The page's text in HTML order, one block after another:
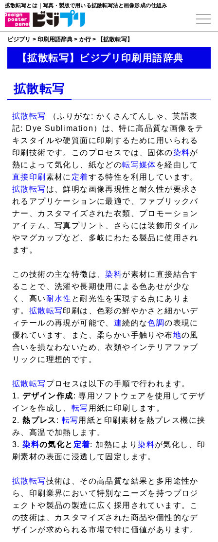
拡散転写とは｜写真・製版で用いる拡散転写法と画像形成の仕組み
ビジプリ > 印刷用語辞典 > か行> 【拡散転写】
【拡散転写】ビジプリ印刷用語辞典
拡散転写
拡散転写
（ふりがな: かくさんてんしゃ、英語表
記: Dye Sublimation）は、特に高品質な画像をテ
キスタイルや硬質面に印刷するために用いられる
印刷技術です。このプロセスでは、固体の染料が
熱によって気化し、紙などの転写媒体 を経由して
直接印刷 素材に 定着する特性を利用しています。
拡散転写 は、鮮明な画像再現性と耐久性が要求さ
れるアプリケーションに最適で、ファブリックバ
ナー、カスタマイズされた衣類、プロモーション
アイテム、写真プリント、さらには装飾用タイル
やマグカップなど、多岐にわたる製品に使用され
ます。
この技術の主な特徴は、染料が素材に直接結合す
ることで、洗濯や長期使用による色あせが少な
く、高い耐水性 と耐光性を実現する点にありま
す。 拡散転写印刷は、色彩の鮮やかさと細かいデ
ィテールの再現が可能で、 連続的な色調の表現に
優れています。また、柔らかい手触りや布地の風
合いを損なわないため、衣類やインテリアファブ
リックに理想的です。
拡散転写 プロセスは以下の手順で行われます。
1.デザイン作成: 専用ソフトウェアを使用してデザ
インを作成し、 転写 用紙に印刷します。
2.熱プレス : 転写 用紙と印刷素材を熱プレス機に挟
み、高温で加熱します。
3.染料の気化と 定着: 加熱により染料が気化し、印
刷素材の表面に浸透して固定します。
拡散転写技術は、その高品質な結果と多用途性か
ら、印刷業界において特別なニーズを持つプロジ
ェクトや製品の製造に広く採用されています。こ
の技術は、カスタマイズされた商品や個性的なデ
ザインが求められる市場で特に価値があります。